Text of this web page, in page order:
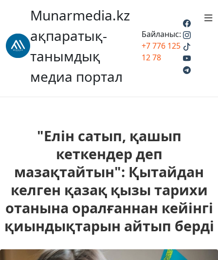
Munarmedia.kz
ақпаратық-
танымдық
медиа портал
Байланыс:
+7 776 125
12 78
"Елін сатып, қашып
кеткендер деп
мазақтайтын": Қытайдан
келген қазақ қызы тарихи
отанына оралғаннан кейінгі
қиындықтарын айтып берді